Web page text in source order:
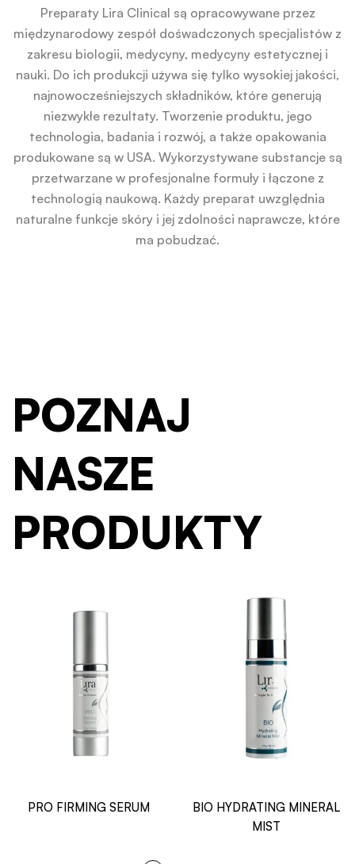
Preparaty Lira Clinical są opracowywane przez
międzynarodowy zespół dośwadczonych specjalistów z
zakresu biologii, medycyny, medycyny estetycznej i
nauki. Do ich produkcji używa się tylko wysokiej jakości,
najnowocześniejszych składników, które generują
niezwykłe rezultaty. Tworzenie produktu, jego
technologia, badania i rozwój, a także opakowania
produkowane są w USA. Wykorzystywane substancje są
przetwarzane w profesjonalne formuły i łączone z
technologią naukową. Każdy preparat uwzględnia
naturalne funkcje skóry i jej zdolności naprawcze, które
ma pobudzać.
POZNAJ
NASZE
PRODUKTY
PRO FIRMING SERUM
BIO HYDRATING MINERAL
MIST